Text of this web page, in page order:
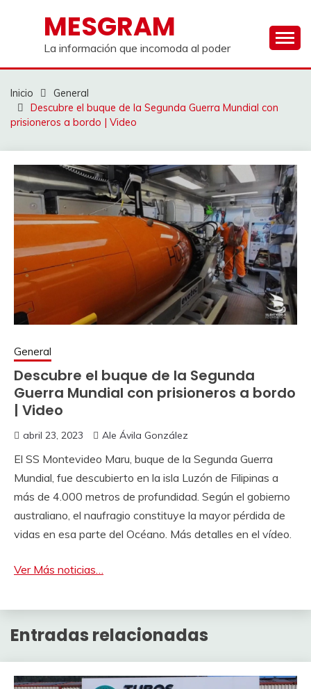
contenidoMESGRAM
La información que incomoda al poder
Inicio
General
Descubre el buque de la Segunda Guerra Mundial con
prisioneros a bordo | Video
General
Descubre el buque de la Segunda
Guerra Mundial con prisioneros a bordo
| Video
abril 23, 2023 Ale Ávila González
El SS Montevideo Maru, buque de la Segunda Guerra
Mundial, fue descubierto en la isla Luzón de Filipinas a
más de 4.000 metros de profundidad. Según el gobierno
australiano, el naufragio constituye la mayor pérdida de
vidas en esa parte del Océano. Más detalles en el vídeo.
Ver Más noticias…
Entradas relacionadas